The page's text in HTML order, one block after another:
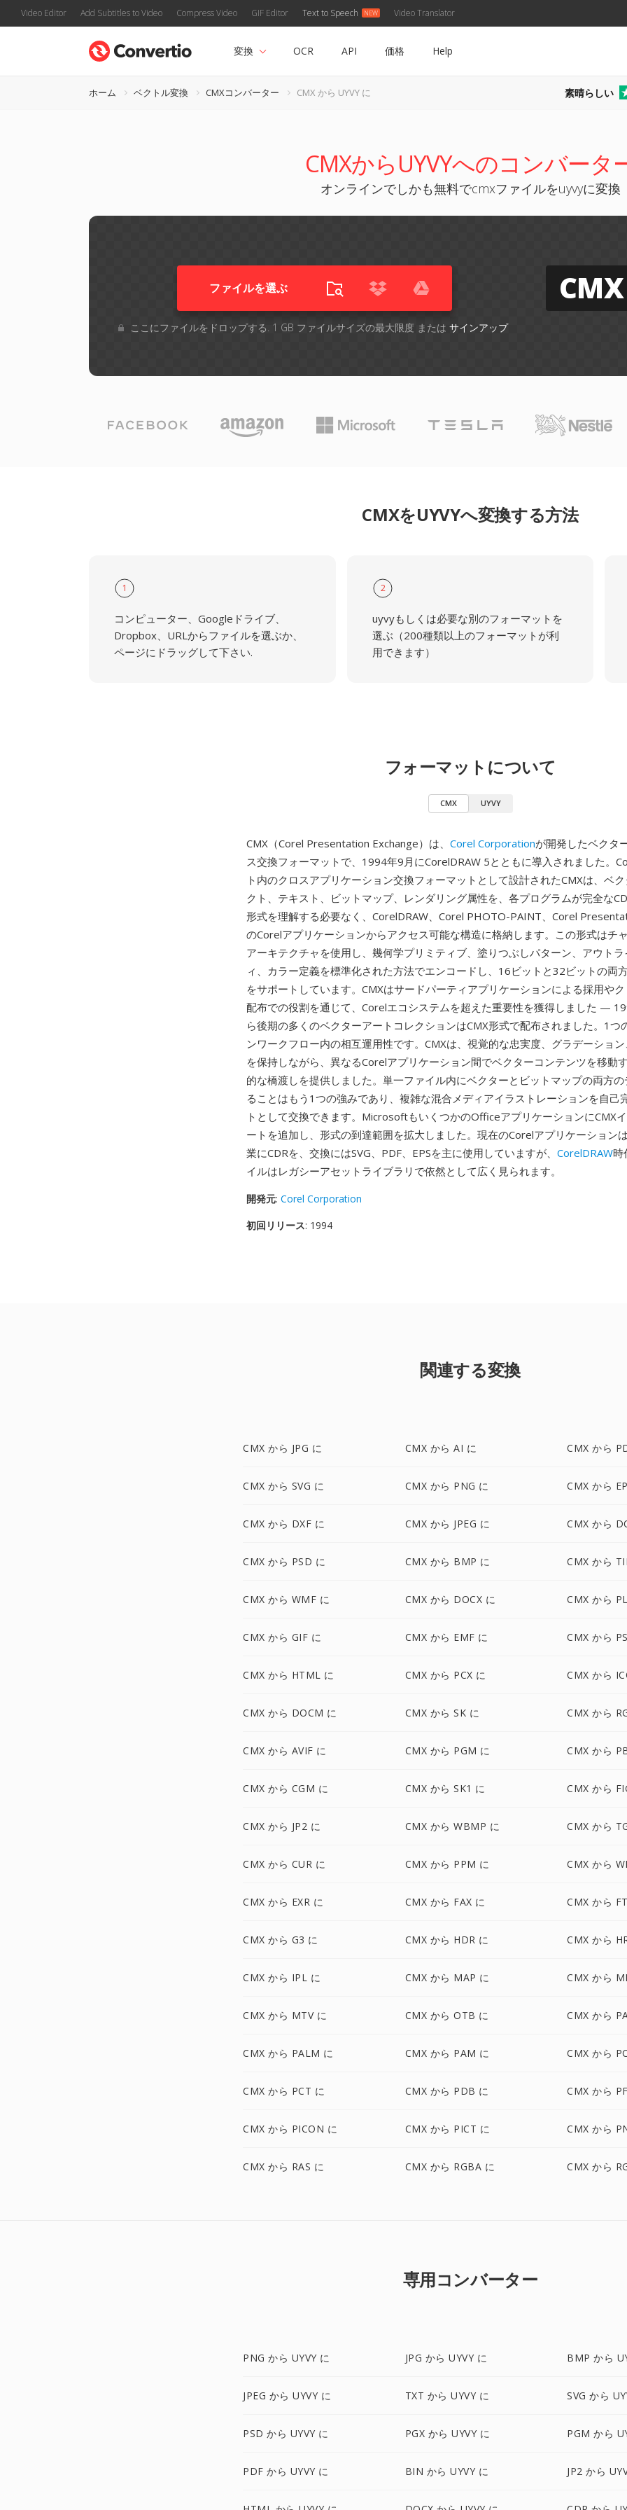
Video Editor Add Subtitles to Video Compress Video GIF Editor Text to Speech Video Translator
変換 OCR API 価格 Help
ホーム ベクトル変換 CMXコンバーター CMX から UYVY に 素晴らしい
CMXからUYVYへのコンバータ
オンラインでしかも無料でcmxファイルをuyvyに変換
ファイルを選ぶ
ここにファイルをドロップする. 1 GB ファイルサイズの最大限度 または サインアップ
CMX
CMXをUYVYへ変換する方法
1
コンピューター、Googleドライブ、
Dropbox、URLからファイルを選ぶか、
ページにドラッグして下さい.
2
uyvyもしくは必要な別のフォーマットを
選ぶ（200種類以上のフォーマットが利
用できます）
フォーマットについて
CMX UYVY
CMX（Corel Presentation Exchange）は、 Corel Corporationが開発したベクタ
ス交換フォーマットで、1994年9月にCorelDRAW 5とともに導入されました。
ト内のクロスアプリケーション交換フォーマットとして設計されたCMXは、ベ
クト、テキスト、ビットマップ、レンダリング属性を、各プログラムが完全な
形式を理解する必要なく、CorelDRAW、Corel PHOTO-PAINT、Corel
のCorelアプリケーションからアクセス可能な構造に格納します。この形式はチ
アーキテクチャを使用し、幾何学プリミティブ、塗りつぶしパターン、アウト
ィ、カラー定義を標準化された方法でエンコードし、16ビットと32ビットの両
をサポートしています。CMXはサードパーティアプリケーションによる採用や
配布での役割を通じて、Corelエコシステムを超えた重要性を獲得しました —
ら後期の多くのベクターアートコレクションはCMX形式で配布されました。1つ
ンワークフロー内の相互運用性です。CMXは、視覚的な忠実度、グラデーショ
を保持しながら、異なるCorelアプリケーション間でベクターコンテンツを移動
的な橋渡しを提供しました。単一ファイル内にベクターとビットマップの両方
ることはもう1つの強みであり、複雑な混合メディアイラストレーションを自己
トとして交換できます。MicrosoftもいくつかのOfficeアプリケーションにCMX
ートを追加し、形式の到達範囲を拡大しました。現在のCorelアプリケーション
業にCDRを、交換にはSVG、PDF、EPSを主に使用していますが、 CorelDRAW時
イルはレガシーアセットライブラリで依然として広く見られます。
開発元: Corel Corporation
初回リリース: 1994
関連する変換
CMX から JPG に CMX から AI に CMX から
CMX から SVG に CMX から PNG に CMX から
CMX から DXF に CMX から JPEG に CMX から
CMX から PSD に CMX から BMP に CMX から
CMX から WMF に CMX から DOCX に CMX から
CMX から GIF に CMX から EMF に CMX から
CMX から HTML に CMX から PCX に CMX から
CMX から DOCM に CMX から SK に CMX から
CMX から AVIF に CMX から PGM に CMX から
CMX から CGM に CMX から SK1 に CMX から
CMX から JP2 に CMX から WBMP に CMX から
CMX から CUR に CMX から PPM に CMX から
CMX から EXR に CMX から FAX に CMX から
CMX から G3 に CMX から HDR に CMX から
CMX から IPL に CMX から MAP に CMX から
CMX から MTV に CMX から OTB に CMX から
CMX から PALM に CMX から PAM に CMX から
CMX から PCT に CMX から PDB に CMX から
CMX から PICON に CMX から PICT に CMX から
CMX から RAS に CMX から RGBA に CMX から
専用コンバーター
PNG から UYVY に JPG から UYVY に BMP から
JPEG から UYVY に TXT から UYVY に SVG から
PSD から UYVY に PGX から UYVY に PGM から
PDF から UYVY に BIN から UYVY に JP2 から